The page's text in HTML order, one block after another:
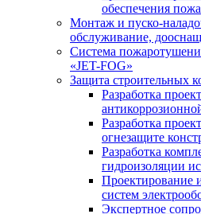
обеспечения
Монтаж и пуско-
обслуживание,
Система
«JET-FOG»
Защита строительных
Разработка
Разработка
огнезащите
Разработка
гидроизоляции
Проектирование
систем
Экспертное